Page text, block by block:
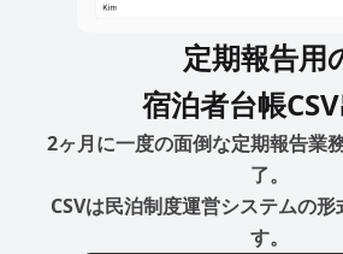
定期報告用
宿泊者台帳
2ヶ月に一度の面倒な定期報告業
了。
CSVは民泊制度運営システムの
す。